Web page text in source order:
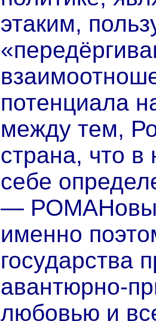
этаким,
потенциала
между тем,
страна, что
себе
— РОМАНовы!
именно
государства
авантюрно-
любовью и